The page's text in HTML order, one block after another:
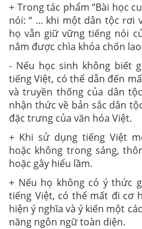
+ Trong tác phẩm “Bài học
nói: “ ... khi một dân tộc rơi
họ vẫn giữ vững tiếng nói
nắm được chìa khóa chốn lao
- Nếu học sinh không biết
tiếng Việt, có thể dẫn đến
và truyền thống của dân
nhận thức về bản sắc dân
đặc trưng của văn hóa Việt.
+ Khi sử dụng tiếng Việt
hoặc không trong sáng,
hoặc gây hiểu lầm.
+ Nếu họ không có ý thức
tiếng Việt, có thể mất đi cơ
hiện ý nghĩa và ý kiến một
năng ngôn ngữ toàn diện.